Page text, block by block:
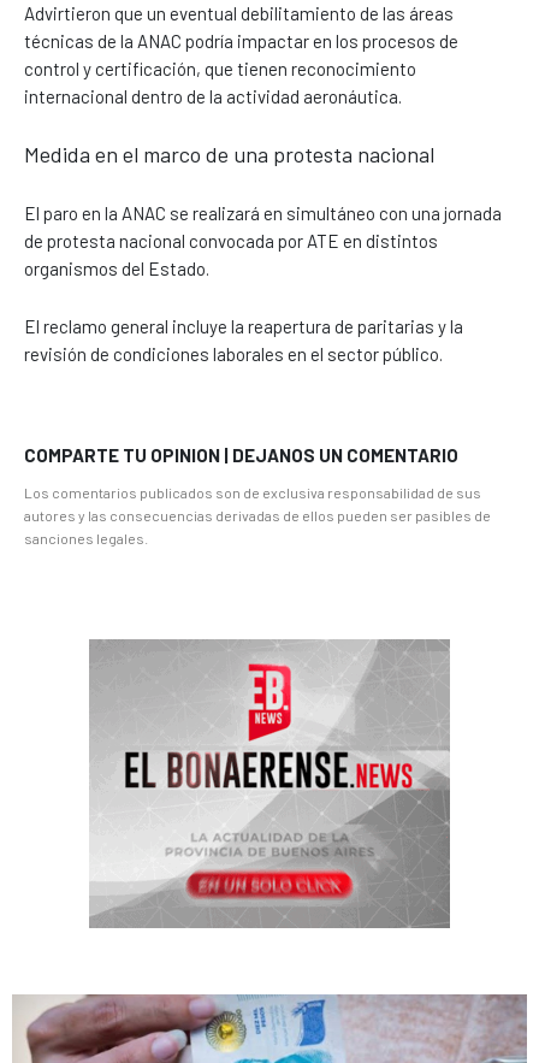
Advirtieron que un eventual debilitamiento de las áreas
técnicas de la ANAC podría impactar en los procesos de
control y certificación, que tienen reconocimiento
internacional dentro de la actividad aeronáutica.
Medida en el marco de una protesta nacional
El paro en la ANAC se realizará en simultáneo con una jornada
de protesta nacional convocada por ATE en distintos
organismos del Estado.
El reclamo general incluye la reapertura de paritarias y la
revisión de condiciones laborales en el sector público.
COMPARTE TU OPINION | DEJANOS UN COMENTARIO
Los comentarios publicados son de exclusiva responsabilidad de sus
autores y las consecuencias derivadas de ellos pueden ser pasibles de
sanciones legales.